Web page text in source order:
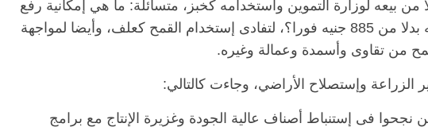
من بيعه لوزارة التموين واستخدامه كخبز، متسائلة: ما هي إمكانية رفع
سعر إردب القمح ليصل 1200جنبه بدلا من 885 جنيه فورا؟، لتفادى إستخدام القمح كعلف، وأيضا لمواجهة
من تقاوى وأسمدة وعمالة وغيره.
الزراعة وإستصلاح الأراضي، وجاءت كالتالي:
نجحوا فى إستنباط أصناف عالية الجودة وغزيرة الإنتاج مع برامج